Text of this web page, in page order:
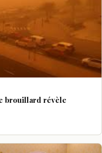
brouillard révèle